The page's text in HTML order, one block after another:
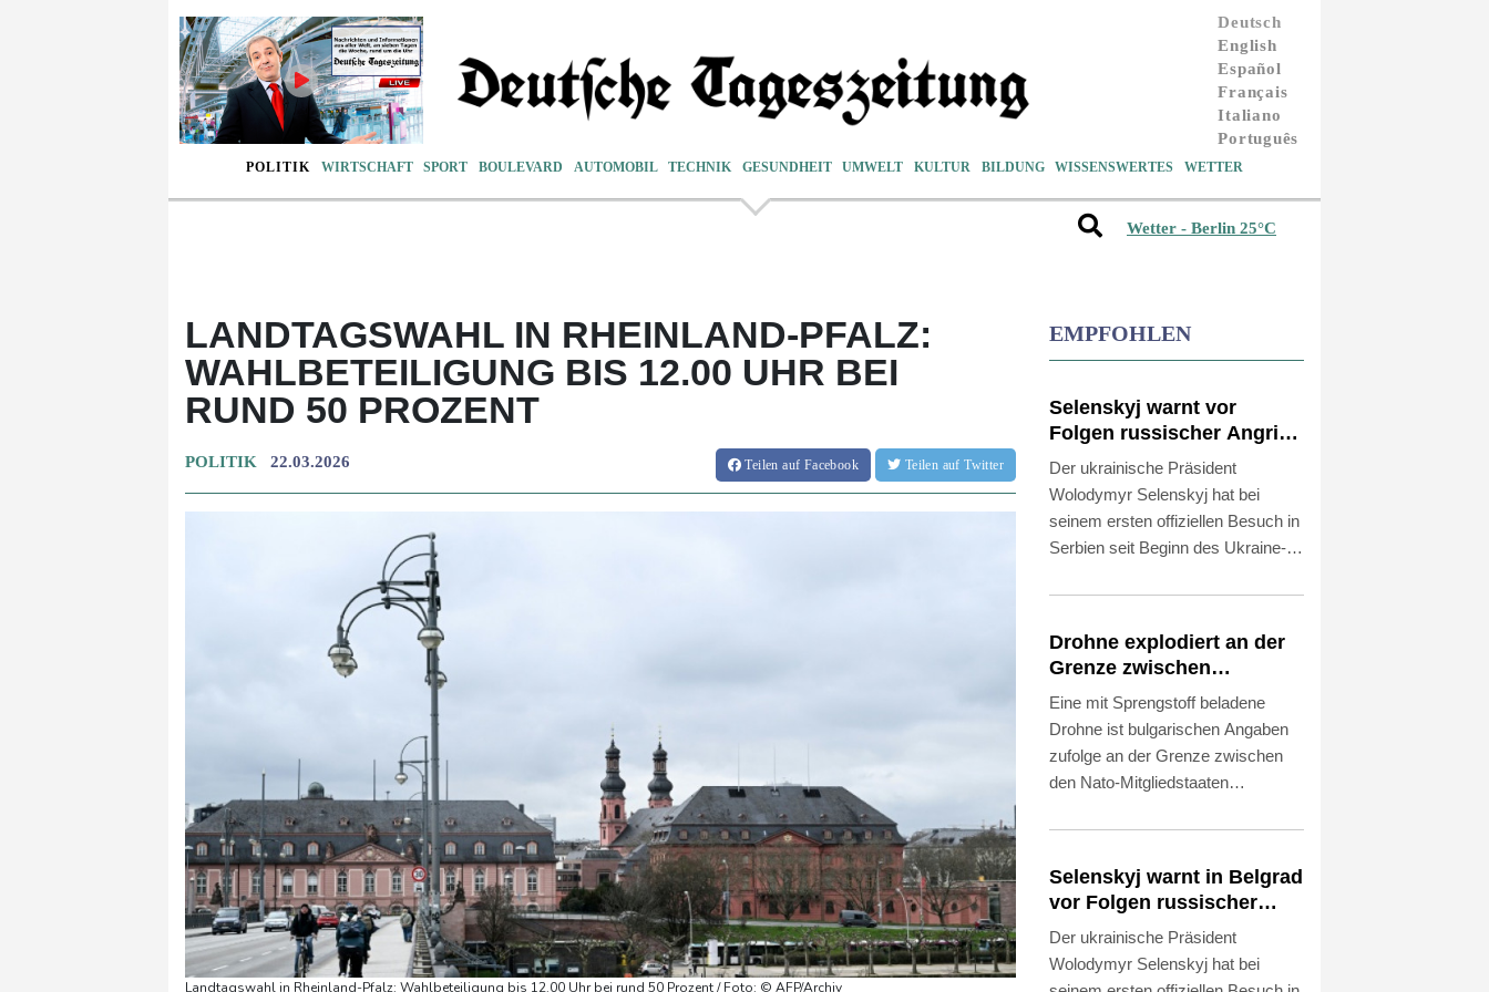
Deutsch
English
Español
Français
Italiano
Português
POLITIK WIRTSCHAFT SPORT BOULEVARD AUTOMOBIL TECHNIK GESUNDHEIT UMWELT KULTUR BILDUNG WISSENSWERTES WETTER
Wetter - Berlin 25°C
LANDTAGSWAHL IN RHEINLAND-PFALZ:
WAHLBETEILIGUNG BIS 12.00 UHR BEI
RUND 50 PROZENT
POLITIK 22.03.2026 Teilenauf Facebook Teilen auf Twitter
Landtagswahl in Rheinland-Pfalz: Wahlbeteiligung bis 12.00 Uhr bei rund 50 Prozent / Foto: © AFP/Archiv
EMPFOHLEN
Selenskyj warnt vor
Folgen russischer Angriffe
- Vucic für Integrität der
Ukraine
Der ukrainische Präsident
Wolodymyr Selenskyj hat bei
seinem ersten offiziellen Besuch in
Serbien seit Beginn des Ukraine-
verstärkten russischen Angriffe für
Die Ukraine habe "praktisch keine
intakten Wärmekraftwerke mehr",
sagte Selenskyj am Samstag nach
Gesprächen mit Präsident
Aleksandar Vucic in Belgrad. Vucic
schloss eine militärische
Unterstützung Serbiens für deren
territoriale Integrität.
Drohne explodiert an der
Grenze zwischen
Rumänien und Bulgarien
nahe Gaspipeline
Eine mit Sprengstoff beladene
Drohne ist bulgarischen Angaben
zufolge an der Grenze zwischen
den Nato-Mitgliedstaaten
explodiert. "Die Drohne ist in
Grenzübergangs Kardam zu
Rumänien" nahe dem Schwarzen
Meer im Nordosten des Landes "in
1000 Metern Entfernung zur
Selenskyj warnt in Belgrad
vor Folgen russischer
Angriffe für den Winter
Der ukrainische Präsident
Wolodymyr Selenskyj hat bei